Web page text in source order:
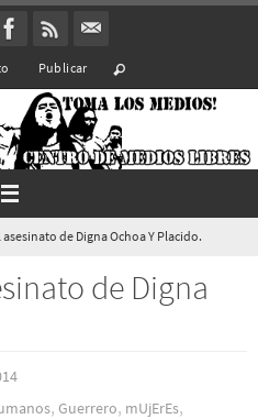
Publicar
asesinato de Digna Ochoa Y Placido.
de Digna
,Guerrero, mUjErEs,